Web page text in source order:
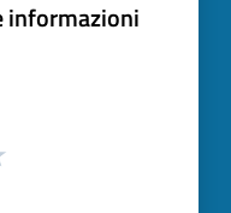
informazioni